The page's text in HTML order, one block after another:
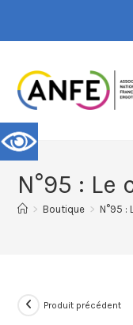
N°95 :
> Boutique > N°95 :
Produit précédent